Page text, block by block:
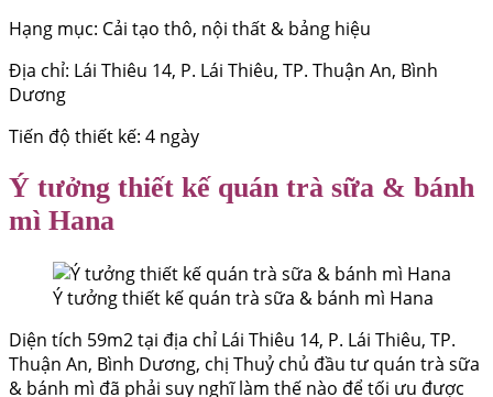
Hạng mục: Cải tạo thô, nội thất & bảng hiệu
Địa chỉ: Lái Thiêu 14, P. Lái Thiêu, TP. Thuận An, Bình
Dương
Tiến độ thiết kế: 4 ngày
Ý tưởng thiết kế quán trà sữa & bánh
mì Hana
Ý tưởng thiết kế quán trà sữa & bánh mì Hana
Diện tích 59m2 tại địa chỉ Lái Thiêu 14, P. Lái Thiêu, TP.
Thuận An, Bình Dương, chị Thuỷ chủ đầu tư quán trà sữa
& bánh mì đã phải suy nghĩ làm thế nào để tối ưu được